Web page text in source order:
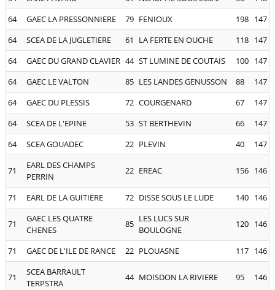
64
GAEC LA PRESSONNIERE 79 FENIOUX 198 147
64
SCEA DE LA JUGLETIERE 61 LA FERTE EN OUCHE 118 147
64
GAEC DU GRAND CLAVIER 44 ST LUMINE DE COUTAIS 100 147
64
GAEC LE VALTON 85 LES LANDES GENUSSON 88
147
64
GAEC DU PLESSIS 72 COURGENARD 67
147
64
SCEA DE L'EPINE 53 ST BERTHEVIN 66
147
64
SCEA GOUADEC 22 PLEVIN 40 147
71
EARL DES CHAMPS
PERRIN
22 EREAC 156 146
71 EARL DE LA GUITIERE 72 DISSE SOUS LE LUDE 140 146
71
GAEC LES QUATRE
CHENES
85 LES LUCS SUR
BOULOGNE
120 146
71 GAEC DE L'ILE DE RANCE 22 PLOUASNE 117 146
71
SCEA BARRAULT
TERPSTRA
44 MOISDON LA RIVIERE 95 146